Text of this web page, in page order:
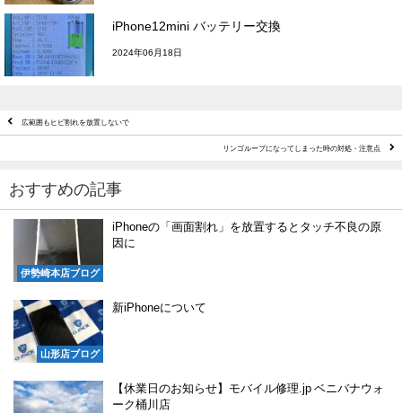
iPhone12mini バッテリー交換
2024年06月18日
広範囲もヒビ割れを放置しないで
リンゴループになってしまった時の対処・注意点
おすすめの記事
伊勢崎本店ブログ
iPhoneの「画面割れ」を放置するとタッチ不良の原
因に
山形店ブログ
新iPhoneについて
【休業日のお知らせ】モバイル修理.jp ベニバナウォ
ーク桶川店